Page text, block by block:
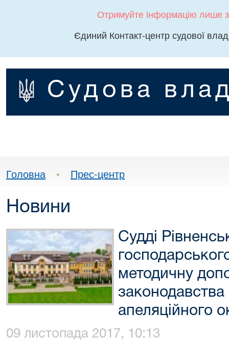
Отримуйте інформацію лише
Єдиний Контакт-центр судової
Судова
Головна • Прес-центр
Новини
Судді
методичну
апеляційного
09 листопада 2017, 10:13